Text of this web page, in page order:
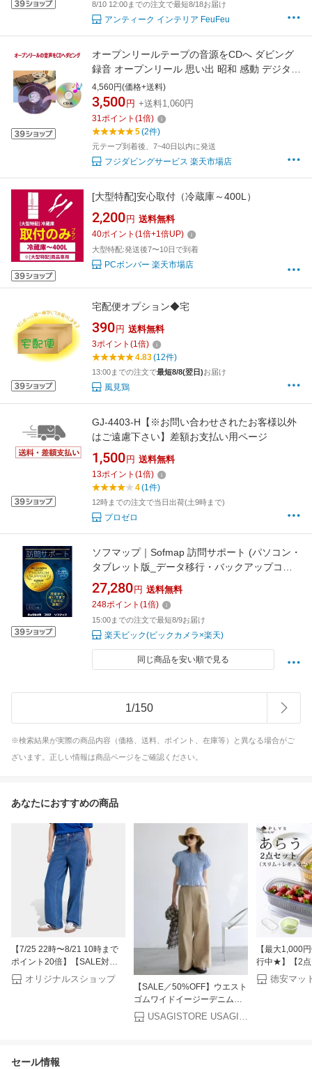
8/10 12:00までの注文で最短8/18お届け
アンティーク インテリア FeuFeu
オープンリールテープの音源をCDへ ダビング
録音 オープンリール 思い出 昭和 感動 デジタル
結婚式 宴会 演奏 民謡 カラオケ
4,560円(価格+送料)
3,500 円 +送料1,060円
31ポイント (1倍)
5(2件)
元テープ到着後、7~40日以内に発送
フジダビングサービス 楽天市場店
[大型特配]安心取付（冷蔵庫～400L）
2,200 円 送料無料
40ポイント (1倍+1倍UP)
大型特配:発送後7〜10日で到着
PCボンバー 楽天市場店
宅配便オプション◆宅
390 円 送料無料
3ポイント (1倍)
4.83(12件)
13:00までの注文で最短8/8(翌日)お届け
風見鶏
GJ-4403-H【※お問い合わせされたお客様以外
はご遠慮下さい】差額お支払い用ページ
1,500 円 送料無料
13ポイント (1倍)
4(1件)
12時までの注文で当日出荷(土9時まで)
プロゼロ
ソフマップ｜Sofmap 訪問サポート (パソコン・
タブレット版_データ移行・バックアップコー
ス） パッケージ版 ※訪問対応エリアをご確認
ください※
27,280 円 送料無料
248ポイント (1倍)
15:00までの注文で最短8/9お届け
楽天ビック(ビックカメラ×楽天)
同じ商品を安い順で見る
1/150
※検索結果が実際の商品内容（価格、送料、ポイント、在庫等）と異なる場合がご
ざいます。正しい情報は商品ページをご確認ください。
あなたにおすすめの商品
【7/25 22時〜8/21 10時まで
ポイント20倍】【SALE対
象】レディース アディカラー
ファイヤーバード デニム トラ
オリジナルスショップ
【SALE／50%OFF】ウエスト
ゴムワイドイージーデニムパ
ンツ Mila Owen ミラオーウェ
ン パンツ ジーンズ・デニムパ
USAGISTORE USAGIONLINE公式ストア
【最大1,000
行中★】【2点
保存容器 ザル
あらう レギュ
徳安マッ
セール情報